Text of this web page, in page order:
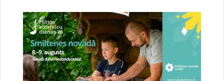
Vai šī informācija bija noderīga?
Sniegt atsauksmi